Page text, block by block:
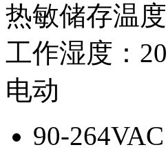
热敏储存温度
工作湿度：
电动
90-264VAC